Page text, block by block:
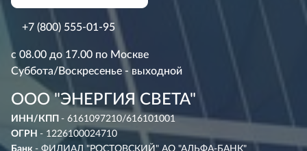
+7 (800) 555-01-95
с 08.00 до 17.00 по Москве
Суббота/Воскресенье - выходной
ООО "ЭНЕРГИЯ СВЕТА"
ИНН/КПП - 6161097210/616101001
ОГРН - 1226100024710
Банк - ФИЛИАЛ "РОСТОВСКИЙ" АО "АЛЬФА-БАНК"